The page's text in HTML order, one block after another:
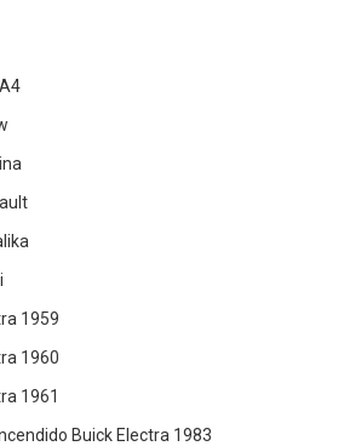
1959
1960
1961
Buick Electra 1983